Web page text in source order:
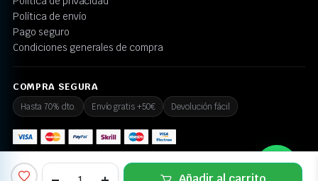
Política de envío
Pago seguro
Condiciones generales de compra
COMPRA SEGURA
Hasta 70% dto. Envío gratis +50€ Devolución fácil
💬 ¿Necesitas ayuda?